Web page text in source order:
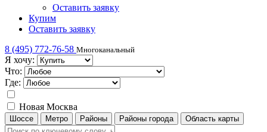
Оставить заявку
Купим
Оставить заявку
8 (495) 772-76-58 Многоканальный
Я хочу:
Что:
Где:
Новая Москва
Шоссе Метро Районы Районы города Область карты